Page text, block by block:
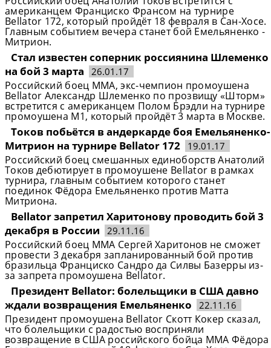
американцем Франциско Франсом на турнире
Bellator 172, который пройдёт 18 февраля в Сан-Хосе.
Главным событием вечера станет бой Емельяненко -
Митрион.
Стал известен соперник россиянина Шлеменко
на бой 3 марта
26.01.17
Российский боец ММА, экс-чемпион промоушена
Bellator Александр Шлеменко по прозвищу «Шторм»
встретится с американцем Полом Брэдли на турнире
промоушена М1, который пройдёт 3 марта в Москве.
Токов побьётся в андеркарде боя Емельяненко-
Митрион на турнире Bellator 172
19.01.17
Российский боец смешанных единоборств Анатолий
Токов дебютирует в промоушене Bellator в рамках
турнира, главным событием которого станет
поединок Фёдора Емельяненко против Матта
Митриона.
Bellator запретил Харитонову проводить бой 3
декабря в России
29.11.16
Российский боец ММА Сергей Харитонов не сможет
провести 3 декабря запланированный бой против
бразильца Франциско Сандро да Силвы Базерры из-
за запрета промоушена Bellator.
Президент Bellator: болельщики в США давно
ждали возвращения Емельяненко
22.11.16
Президент промоушена Bellator Скотт Кокер сказал,
что болельщики с радостью восприняли
возвращение в США российского бойца ММА Фёдора